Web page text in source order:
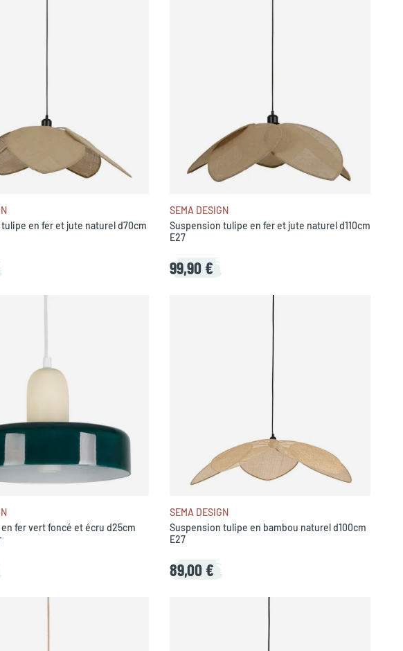
en fer et jute naturel d70cm
SEMA DESIGN
Suspension tulipe en fer et jute naturel d110cm
E27
99,90 €
fer vert foncé et écru d25cm
SEMA DESIGN
Suspension tulipe en bambou naturel d100cm
E27
89,00 €